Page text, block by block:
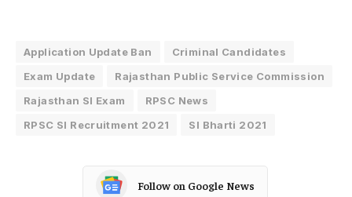
Application Update Ban
Criminal Candidates
Exam Update
Rajasthan Public Service Commission
Rajasthan SI Exam
RPSC News
RPSC SI Recruitment 2021
SI Bharti 2021
Follow on Google News